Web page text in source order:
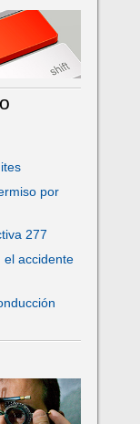
por
277
el accidente